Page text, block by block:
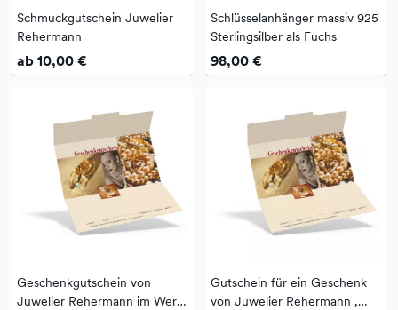
Schmuckgutschein Juwelier
Rehermann
ab 10,00 €
Schlüsselanhänger massiv 925
Sterlingsilber als Fuchs
98,00 €
Geschenkgutschein von
Juwelier Rehermann im Wert
Gutschein für ein Geschenk
von Juwelier Rehermann ,